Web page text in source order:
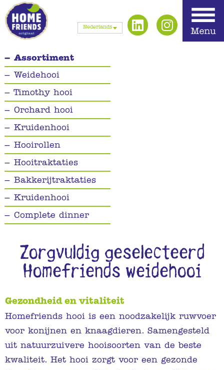
Nederlands
Assortiment
Weidehooi
Timothy hooi
Orchard hooi
Kruidenhooi
Hooirollen
Hooitraktaties
Bakkerijtraktaties
Kruidenhooi
Complete dinner
Zorgvuldig geselecteerd
Homefriends weidehooi
Gezondheid en vitaliteit
Homefriends hooi is een noodzakelijk ruwvoer
voor konijnen en knaagdieren. Samengesteld
uit natuurzuivere hooisoorten van de beste
kwaliteit. Het hooi zorgt voor een gezonde